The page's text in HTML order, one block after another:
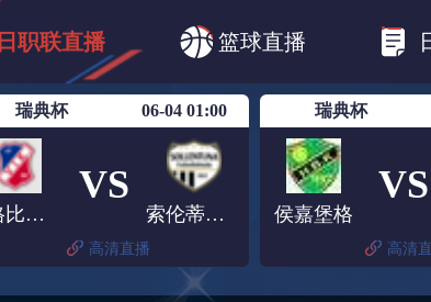
日职联直播 篮球直播
日职联 日职联FC东京
日职联广岛三箭
瑞典杯 06-04 01:00
维格比霍尔姆斯
VS
索伦蒂纳联
高清直播
瑞典杯
侯嘉堡格
VS
高清